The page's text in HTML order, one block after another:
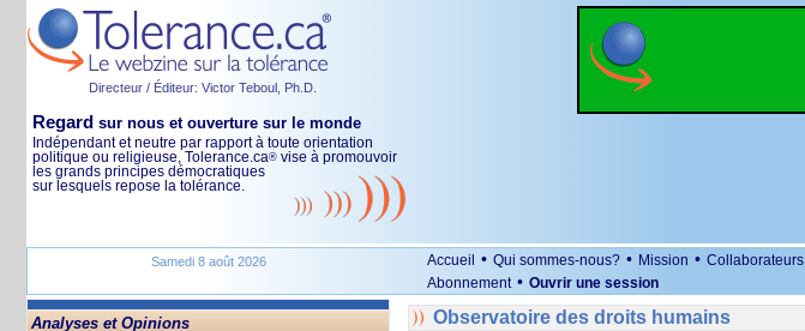
Directeur / Éditeur: Victor Teboul, Ph.D.
Regard sur nous et ouverture sur le monde
Indépendant et neutre par rapport à toute orientation
politique ou religieuse, Tolerance.ca® vise à promouvoir
les grands principes démocratiques
sur lesquels repose la tolérance.
Samedi 8 août 2026 Accueil • Qui sommes-nous? • Mission • Collaborateurs
Abonnement • Ouvrir une session
Analyses et Opinions
Observatoire des droits humains